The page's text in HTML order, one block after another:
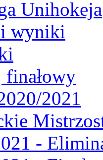
Unihokeja
i wyniki
2021
-